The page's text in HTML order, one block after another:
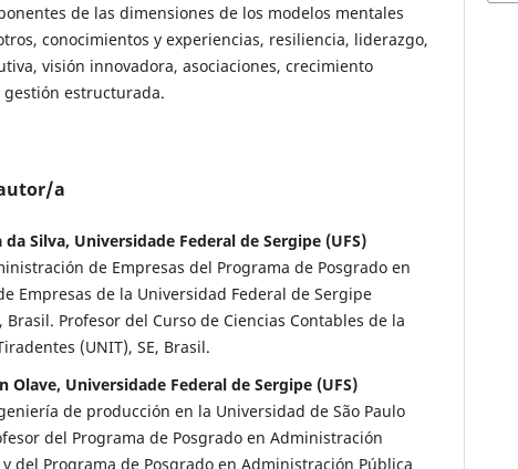
de las dimensiones de los modelos mentales
conocimientos y experiencias, resiliencia, liderazgo,
visión innovadora, asociaciones, crecimiento
estructurada.
a
Silva, Universidade Federal de Sergipe (UFS)
de Empresas del Programa de Posgrado en
Empresas de la Universidad Federal de Sergipe
Brasil. Profesor del Curso de Ciencias Contables de la
(UNIT), SE, Brasil.
Olave, Universidade Federal de Sergipe (UFS)
de producción en la Universidad de São Paulo
del Programa de Posgrado en Administración
y del Programa de Posgrado en Administración Pública